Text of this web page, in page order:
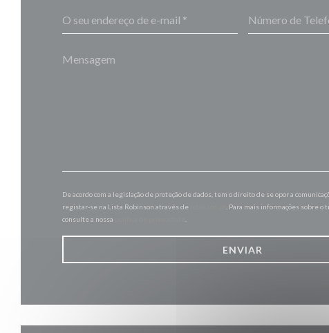
De acordo com a legislação de proteção de dados, tem o direito de se opor a
registar-se na Lista Robinson através de
. Para mais informações sobre o
consulte a nossa